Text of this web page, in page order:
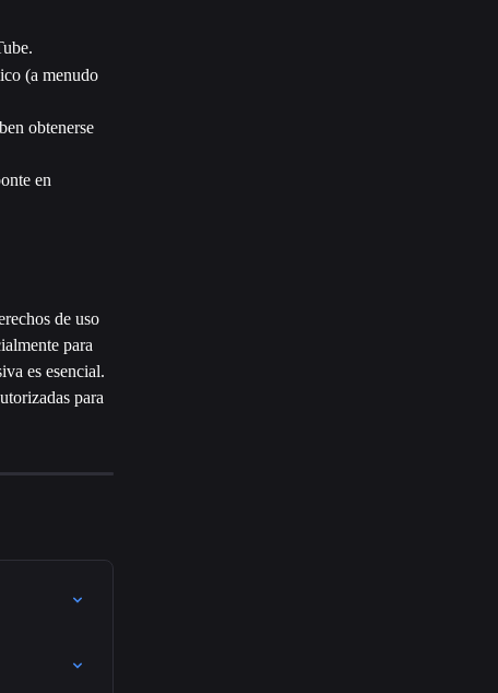
(a menudo
obtenerse
en
de uso
para
es esencial.
para